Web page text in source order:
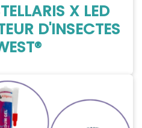
X LED
D'INSECTES